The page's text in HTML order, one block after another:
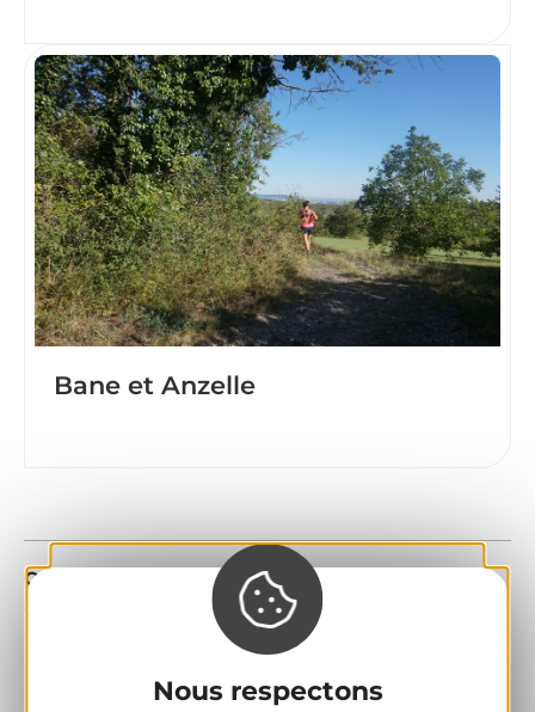
Nous respectons
Bane et Anzelle
Crédits photos :
A.Coskun. Ville de Cournon-
d’Auvergne, A.Coskun. Ville de Cournon-
Fiche mise à jour le 6 mars